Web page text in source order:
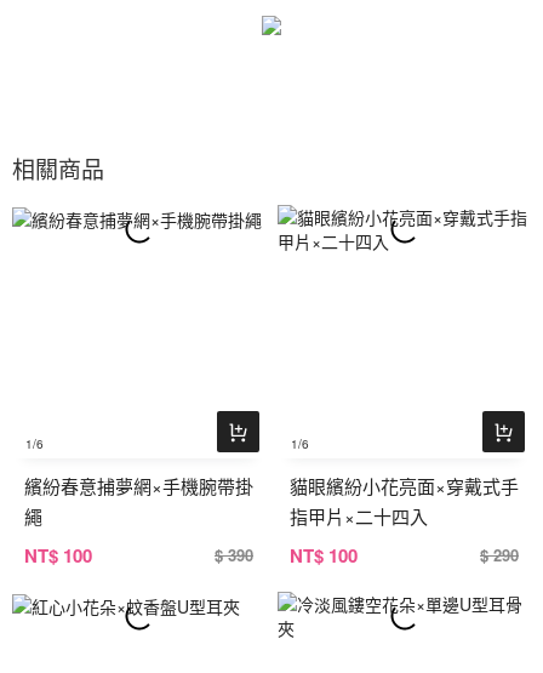
相關商品
1/6
繽紛春意捕夢網×手機腕帶掛
繩
NT$ 100 $ 390
1/6
貓眼繽紛小花亮面×穿戴式手
指甲片×二十四入
NT$ 100 $ 290